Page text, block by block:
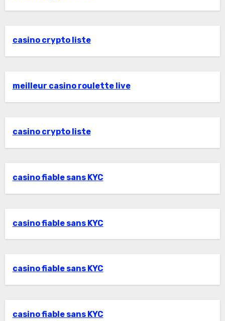
casino crypto liste
meilleur casino roulette live
casino crypto liste
casino fiable sans KYC
casino fiable sans KYC
casino fiable sans KYC
casino fiable sans KYC